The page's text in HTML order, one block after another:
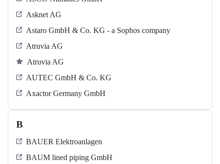
Asknet AG
Astaro GmbH & Co. KG - a Sophos company
Atruvia AG
Atruvia AG
AUTEC GmbH & Co. KG
Axactor Germany GmbH
B
BAUER Elektroanlagen
BAUM lined piping GmbH